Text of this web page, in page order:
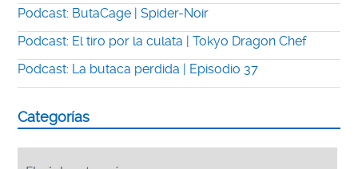
Podcast: ButaCage | Spider-Noir
Podcast: El tiro por la culata | Tokyo Dragon Chef
Podcast: La butaca perdida | Episodio 37
Categorías